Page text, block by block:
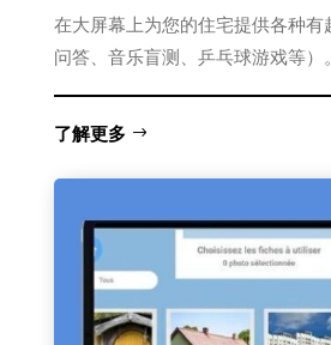
在大屏幕上为您的住宅提供各种有
问答、音乐盲测、乒乓球游戏等）。
了解更多